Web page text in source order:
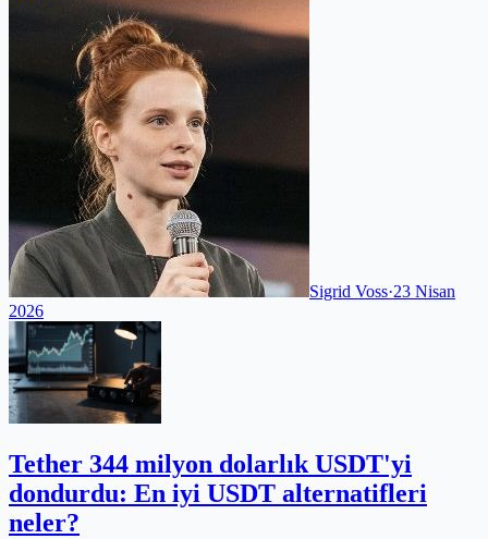
Sigrid Voss·23 Nisan
2026
Tether 344 milyon dolarlık USDT'yi
dondurdu: En iyi USDT alternatifleri
neler?